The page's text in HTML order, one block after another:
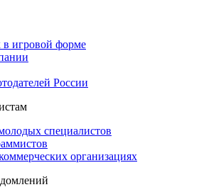
игровой форме
России
специалистов
организациях